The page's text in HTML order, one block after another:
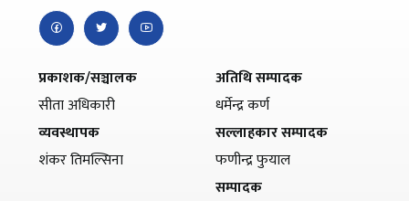
प्रकाशक/सञ्चालक
सीता अधिकारी
व्यवस्थापक
शंकर तिमल्सिना
अतिथि सम्पादक
धर्मेन्द्र कर्ण
सल्लाहकार सम्पादक
फणीन्द्र फुयाल
सम्पादक